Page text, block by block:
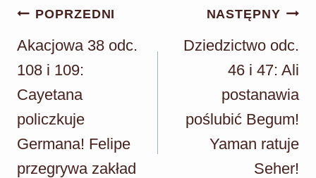
Nawigacja
wpisu
POPRZEDNI
Akacjowa 38 odc.
108 i 109:
Cayetana
policzkuje
Germana! Felipe
przegrywa zakład
NASTĘPNY
Dziedzictwo odc.
46 i 47: Ali
postanawia
poślubić Begum!
Yaman ratuje
Seher!